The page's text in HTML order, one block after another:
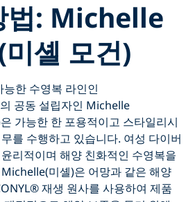
법: Michelle
셸 모건)
한 수영복 라인인
의 공동 설립자인 Michelle
가능한 한 포용적이고 스타일리시
를 수행하고 있습니다. 여성 다이버
리적이며 해양 친화적인 수영복을
미셸)은 어망과 같은 해양
재생 원사를 사용하여 제품